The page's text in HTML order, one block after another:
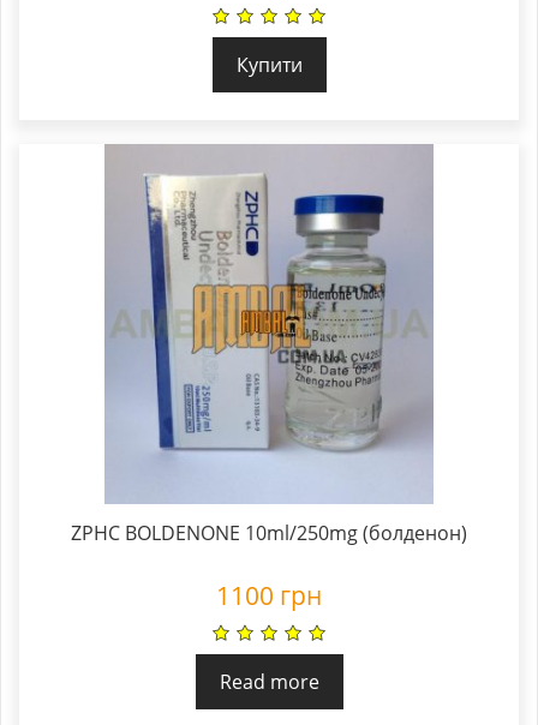
Купити
ZPHC BOLDENONE 10ml/250mg (болденон)
1100 грн
Read more